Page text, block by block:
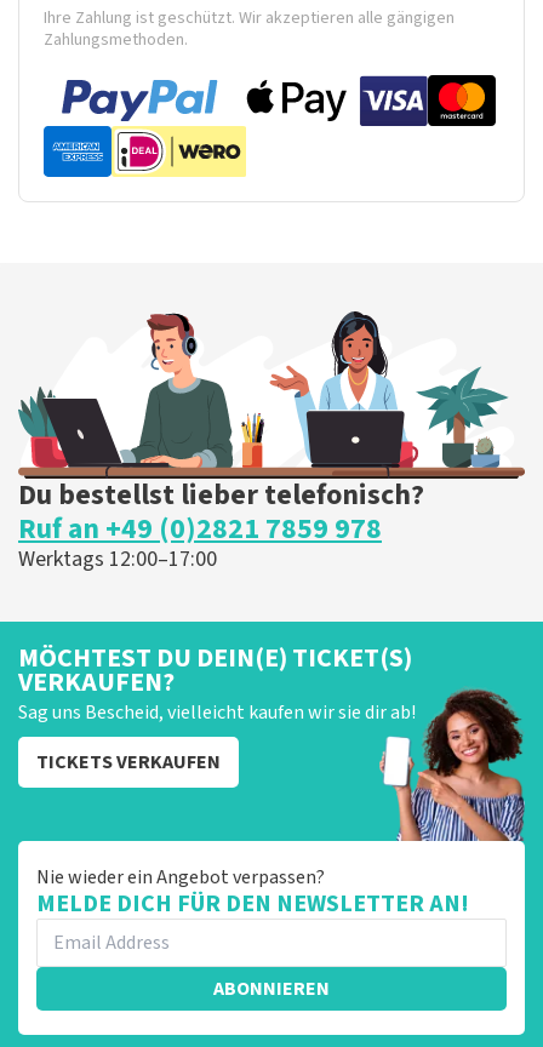
Ihre Zahlung ist geschützt. Wir akzeptieren alle gängigen
Zahlungsmethoden.
Du bestellst lieber telefonisch?
Ruf an +49 (0)2821 7859 978
Werktags 12:00–17:00
MÖCHTEST DU DEIN(E) TICKET(S)
VERKAUFEN?
Sag uns Bescheid, vielleicht kaufen wir sie dir ab!
TICKETS VERKAUFEN
Nie wieder ein Angebot verpassen?
MELDE DICH FÜR DEN NEWSLETTER AN!
ABONNIEREN